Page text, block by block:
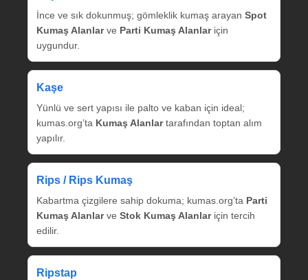
İnce ve sık dokunmuş; gömleklik kumaş arayan Spot
Kumaş Alanlarve Parti Kumaş Alanlariçin
uygundur.
Kaşe
Yünlü ve sert yapısı ile palto ve kaban için ideal;
kumas.org’ta Kumaş Alanlartarafından toptan alım
yapılır.
Rips / Rips Kumaş
Kabartma çizgilere sahip dokuma; kumas.org’ta Parti
Kumaş Alanlarve Stok Kumaş Alanlariçin tercih
edilir.
Ripstap